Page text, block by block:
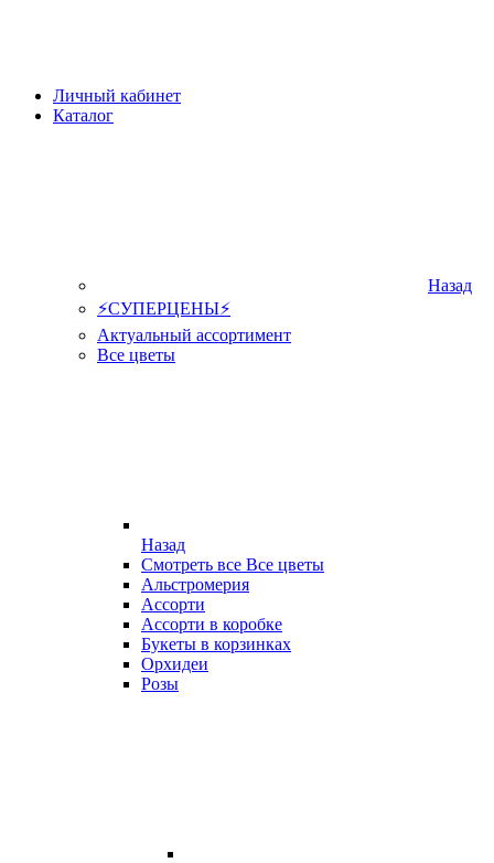
Личный кабинет
Каталог
Назад
⚡СУПЕРЦЕНЫ⚡
Актуальный ассортимент
Все цветы
Назад
Смотреть все Все цветы
Альстромерия
Ассорти
Ассорти в коробке
Букеты в корзинках
Орхидеи
Розы